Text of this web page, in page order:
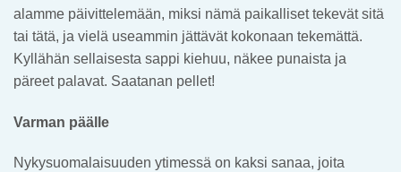
alamme päivittelemään, miksi nämä paikalliset tekevät sitä
tai tätä, ja vielä useammin jättävät kokonaan tekemättä.
Kyllähän sellaisesta sappi kiehuu, näkee punaista ja
päreet palavat. Saatanan pellet!
Varman päälle
Nykysuomalaisuuden ytimessä on kaksi sanaa, joita